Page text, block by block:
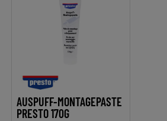
AUSPUFF-MONTAGEPASTE
PRESTO 170G